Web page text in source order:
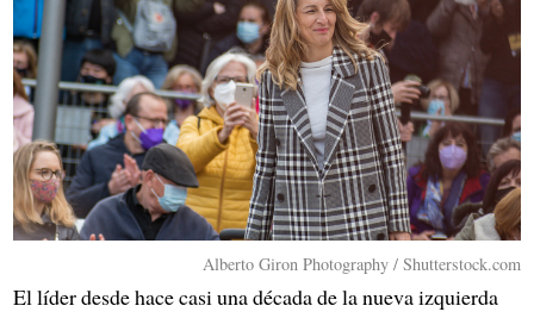
Alberto Giron Photography / Shutterstock.com
El líder desde hace casi una década de la nueva izquierda